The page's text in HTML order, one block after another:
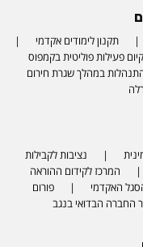
תקנון לימודים אקדמי
פעילות פוליטית בקמפוס
במהלך שגרת חירום
נציבות לקבילות
המרכז לקידום ההוראה
האקדמי
פורום
החברה הבדואי בנגב